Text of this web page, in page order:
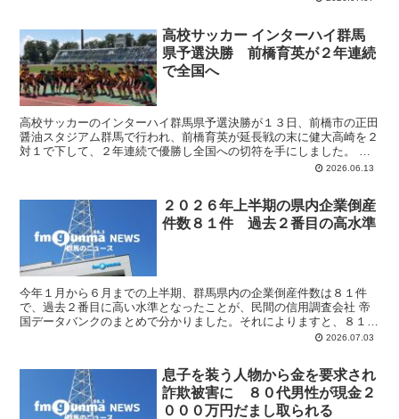
高校サッカー インターハイ群馬
県予選決勝 前橋育英が２年連続
で全国へ
高校サッカーのインターハイ群馬県予選決勝が１３日、前橋市の正田
醤油スタジアム群馬で行われ、前橋育英が延長戦の末に健大高崎を２
対１で下して、２年連続で優勝し全国への切符を手にしました。 試
合は健大高崎リードで迎えた後半４０分にコーナーキックか...2026.06.13
２０２６年上半期の県内企業倒産
件数８１件 過去２番目の高水準
今年１月から６月までの上半期、群馬県内の企業倒産件数は８１件
で、過去２番目に高い水準となったことが、民間の信用調査会社 帝
国データバンクのまとめで分かりました。それによりますと、８１件
は去年の上半期と比べて１９件上回り、上半期としてはリーマ...
2026.07.03
息子を装う人物から金を要求され
詐欺被害に ８０代男性が現金２
０００万円だまし取られる